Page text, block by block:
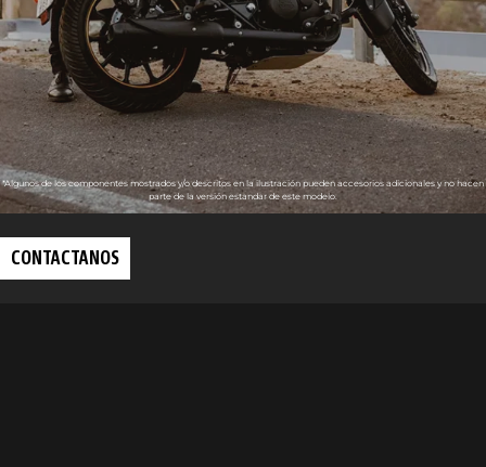
*Algunos de los componentes mostrados y/o descritos en la ilustración pueden accesorios adicionales y no hacen
parte de la versión estandar de este modelo.
CONTACTANOS